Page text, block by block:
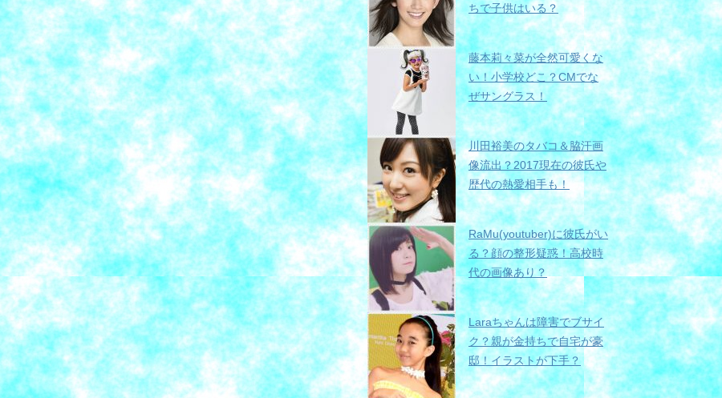
ちで子供はいる？
藤本莉々菜が全然可愛くな
い！小学校どこ？CMでな
ぜサングラス！
川田裕美のタバコ＆脇汗画
像流出？2017現在の彼氏や
歴代の熱愛相手も！
RaMu(youtuber)に彼氏がい
る？顔の整形疑惑！高校時
代の画像あり？
Laraちゃんは障害でブサイ
ク？親が金持ちで自宅が豪
邸！イラストが下手？